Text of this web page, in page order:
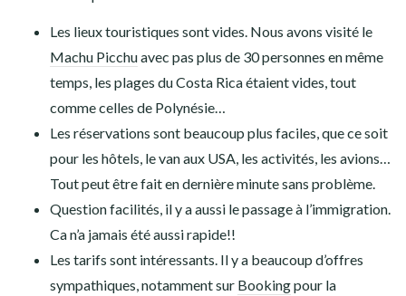
Les lieux touristiques sont vides. Nous avons visité le
Machu Picchuavec pas plus de 30 personnes en même
temps, les plages du Costa Rica étaient vides, tout
comme celles de Polynésie…
Les réservations sont beaucoup plus faciles, que ce soit
pour les hôtels, le van aux USA, les activités, les avions…
Tout peut être fait en dernière minute sans problème.
Question facilités, il y a aussi le passage à l’immigration.
Ca n’a jamais été aussi rapide!!
Les tarifs sont intéressants. Il y a beaucoup d’offres
sympathiques, notamment sur Bookingpour la